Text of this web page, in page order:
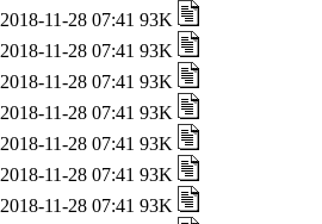
2018-11-28 07:41 93K
2018-11-28 07:41 93K
2018-11-28 07:41 93K
2018-11-28 07:41 93K
2018-11-28 07:41 93K
2018-11-28 07:41 93K
2018-11-28 07:41 93K